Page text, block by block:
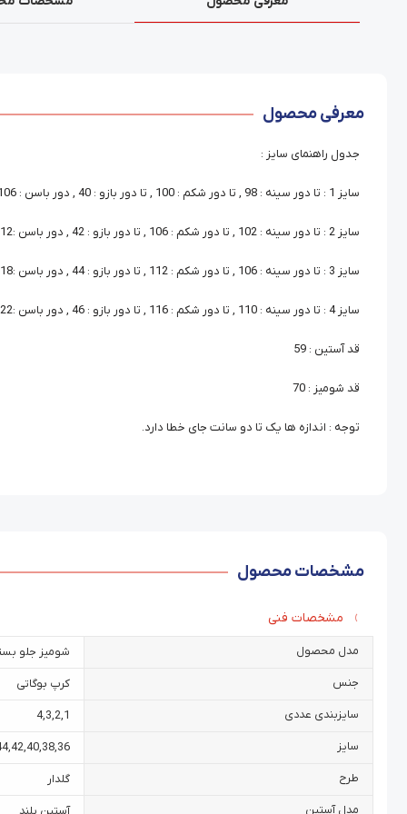
معرفی محصول
جدول راهنمای سایز :
سایز 1 : تا دور سینه : 98 , تا دور شکم : 100 , تا دور بازو : 40 , دور باسن : 106
سایز 2 : تا دور سینه : 102 , تا دور شکم : 106 , تا دور بازو : 42 , دور باسن :112
سایز 3 : تا دور سینه : 106 , تا دور شکم : 112 , تا دور بازو : 44 , دور باسن :118
سایز 4 : تا دور سینه : 110 , تا دور شکم : 116 , تا دور بازو : 46 , دور باسن :122
قد آستین : 59
قد شومیز : 70
توجه : اندازه ها یک تا دو سانت جای خطا دارد.
مشخصات محصول
مشخصات فنی
مدل محصول شومیز جلو
جنس کرپ بوگاتی
سایزبندی عددی 1
,
2
,
3
,
4
سایز 36
,
38
,
40
,
42
,
طرح گلدار
مدل آستین آستین بلند